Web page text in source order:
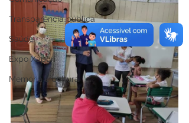
Transparência pública
Saúde
Expo Xapuri
Memória e cultura